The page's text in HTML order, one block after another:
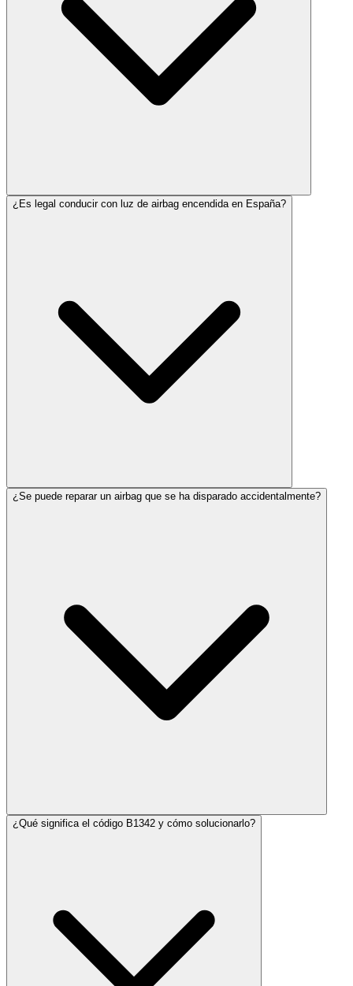
¿Es legal conducir con luz de airbag encendida en España?
¿Se puede reparar un airbag que se ha disparado accidentalmente?
¿Qué significa el código B1342 y cómo solucionarlo?